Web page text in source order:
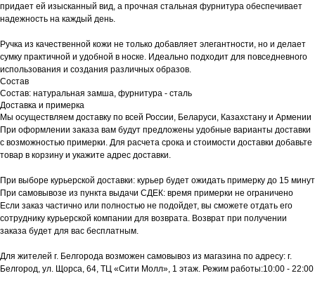
придает ей изысканный вид, а прочная стальная фурнитура обеспечивает
надежность на каждый день.
Ручка из качественной кожи не только добавляет элегантности, но и делает
сумку практичной и удобной в носке. Идеально подходит для повседневного
использования и создания различных образов.
Состав
Состав: натуральная замша, фурнитура - сталь
Доставка и примерка
Мы осуществляем доставку по всей России, Беларуси, Казахстану и Армении
При оформлении заказа вам будут предложены удобные варианты доставки
с возможностью примерки. Для расчета срока и стоимости доставки добавьте
товар в корзину и укажите адрес доставки.
При выборе курьерской доставки: курьер будет ожидать примерку до 15 минут
При самовывозе из пункта выдачи СДЕК: время примерки не ограничено
Если заказ частично или полностью не подойдет, вы сможете отдать его
сотруднику курьерской компании для возврата. Возврат при получении
заказа будет для вас бесплатным.
Для жителей г. Белгорода возможен самовывоз из магазина по адресу: г.
Белгород, ул. Щорса, 64, ТЦ «Сити Молл», 1 этаж. Режим работы:10:00 - 22:00